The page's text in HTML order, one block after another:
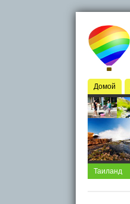
Домой
Таиланд